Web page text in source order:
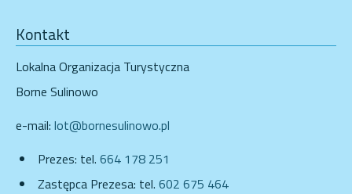
Kontakt
Lokalna Organizacja Turystyczna
Borne Sulinowo
e-mail: lot@bornesulinowo.pl
Prezes: tel. 664 178 251
Zastępca Prezesa: tel. 602 675 464